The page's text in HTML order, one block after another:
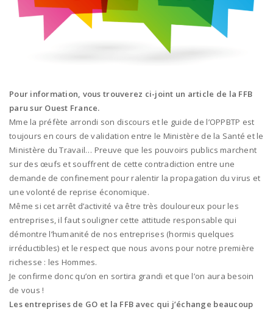
Pour information, vous trouverez ci-joint un article de la FFB
paru sur Ouest France.
Mme la préfète arrondi son discours et le guide de l’OPPBTP est
toujours en cours de validation entre le Ministère de la Santé et le
Ministère du Travail… Preuve que les pouvoirs publics marchent
sur des œufs et souffrent de cette contradiction entre une
demande de confinement pour ralentir la propagation du virus et
une volonté de reprise économique.
Même si cet arrêt d’activité va être très douloureux pour les
entreprises, il faut souligner cette attitude responsable qui
démontre l’humanité de nos entreprises (hormis quelques
irréductibles) et le respect que nous avons pour notre première
richesse : les Hommes.
Je confirme donc qu’on en sortira grandi et que l’on aura besoin
de vous !
Les entreprises de GO et la FFB avec qui j’échange beaucoup